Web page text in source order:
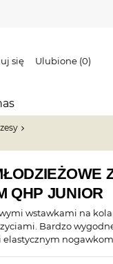
się Ulubione 0
QHP JUNIOR
wstawkami na
Bardzo
nogawkom.